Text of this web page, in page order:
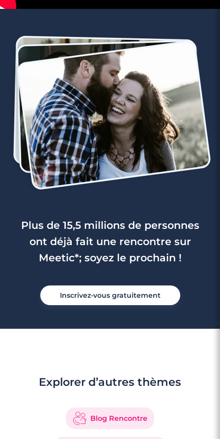
Plus de 15,5 millions de personnes
ont déjà fait une rencontre sur
Meetic*; soyez le prochain !
Inscrivez-vous gratuitement
Explorer d’autres thèmes
Blog Rencontre